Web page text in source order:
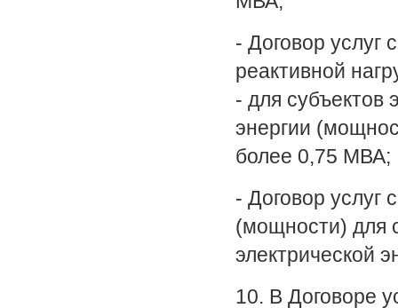
- Договор услуг
реактивной
- для субъектов
энергии
более 0,75 МВА;
- Договор услуг
(мощности) для
электрической
10. В Договоре